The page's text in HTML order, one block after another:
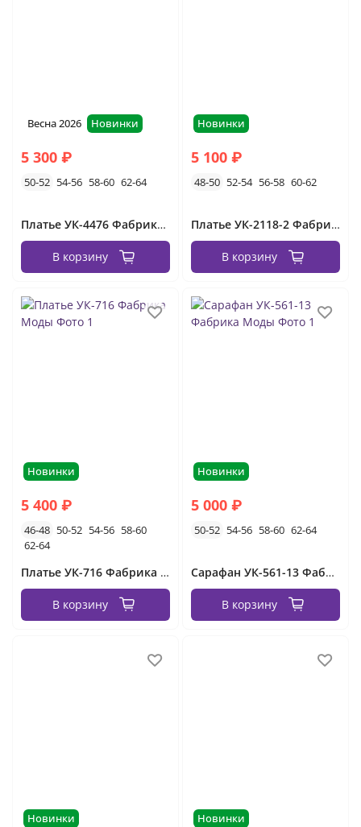
платья на выпускной вечер
Весна 2026 Новинки
5 300 ₽
50-52 54-56 58-60 62-64
Платье УК-4476 Фабрика Моды
В корзину
Новинки
5 100 ₽
48-50 52-54 56-58 60-62
Платье УК-2118-2 Фабрика Моды
В корзину
Новинки
5 400 ₽
46-48 50-52 54-56 58-60
62-64
Платье УК-716 Фабрика Моды
В корзину
Новинки
5 000 ₽
50-52 54-56 58-60 62-64
Сарафан УК-561-13 Фабрика Моды
В корзину
Новинки Новинки